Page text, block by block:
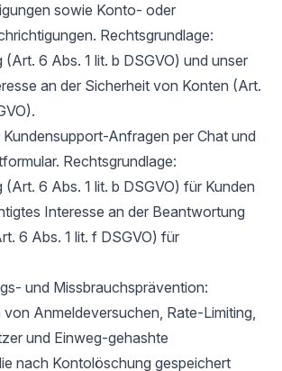
sowie Konto- oder
Rechtsgrundlage:
(Art. 6 Abs. 1 lit. b DSGVO) und unser
an der Sicherheit von Konten (Art.
Anfragen per Chat und
Rechtsgrundlage:
(Art. 6 Abs. 1 lit. b DSGVO) für Kunden
Interesse an der Beantwortung
6 Abs. 1 lit. f DSGVO) für
und Missbrauchsprävention:
Anmeldeversuchen, Rate-Limiting,
und Einweg-gehashte
nach Kontolöschung gespeichert